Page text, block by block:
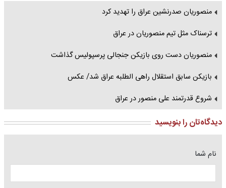
منصوریان صدرنشین عراق را تهدید کرد
ترسناک مثل تیم منصوریان در عراق
منصوریان دست روی بازیکن جنجالی پرسپولیس گذاشت
بازیکن سابق استقلال راهی الطلبه عراق شد/ عکس
شروع قدرتمند علی منصور در عراق
دیدگاه‌تان را بنویسید
نام شما